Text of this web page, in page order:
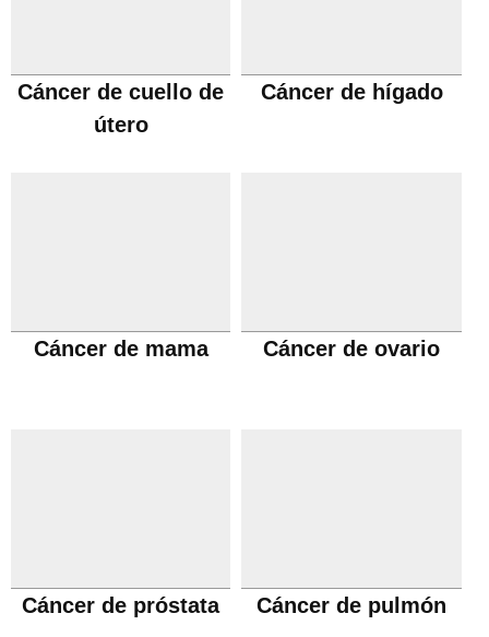
Cáncer de cuello de
útero
Cáncer de hígado
Cáncer de mama Cáncer de ovario
Cáncer de próstata Cáncer de pulmón